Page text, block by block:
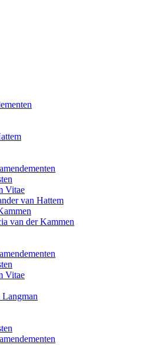
Vitae
van Hattem
van der Kammen
Vitae